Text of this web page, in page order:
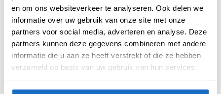
en om ons websiteverkeer te analyseren. Ook delen we
informatie over uw gebruik van onze site met onze
partners voor social media, adverteren en analyse. Deze
partners kunnen deze gegevens combineren met andere
informatie die u aan ze heeft verstrekt of die ze hebben
verzameld op basis van uw gebruik van hun services.
jarenlang een begrip in de dartwereld, staat
Supergrip synoniem voor controle, precisie en
betrouwbaarheid – en deze vernieuwde
uitvoering tilt die reputatie naar een hoger
niveau.
biedt de Supergrip QP een perfecte balans